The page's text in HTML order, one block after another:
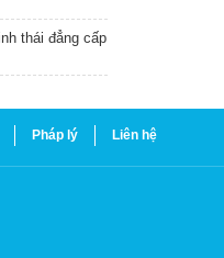
thái đẳng cấp
Pháp lý Liên hệ